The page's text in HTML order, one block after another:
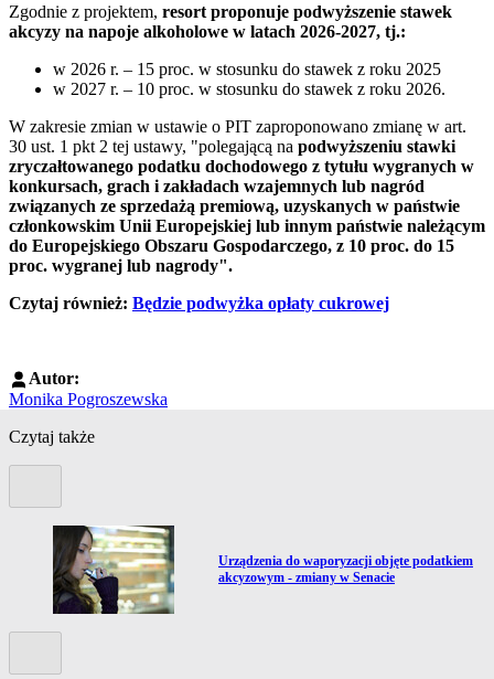
Zgodnie z projektem, resort proponuje podwyższenie stawek
akcyzy na napoje alkoholowe w latach 2026-2027, tj.:
w 2026 r. – 15 proc. w stosunku do stawek z roku 2025
w 2027 r. – 10 proc. w stosunku do stawek z roku 2026.
W zakresie zmian w ustawie o PIT zaproponowano zmianę w art.
30 ust. 1 pkt 2 tej ustawy, "polegającą na podwyższeniu stawki
zryczałtowanego podatku dochodowego z tytułu wygranych w
konkursach, grach i zakładach wzajemnych lub nagród
związanych ze sprzedażą premiową, uzyskanych w państwie
członkowskim Unii Europejskiej lub innym państwie należącym
do Europejskiego Obszaru Gospodarczego, z 10 proc. do 15
proc. wygranej lub nagrody".
Czytaj również: Będzie podwyżka opłaty cukrowej
Autor:
Monika Pogroszewska
Czytaj także
Przejdź do artykułu:
Urządzenia do waporyzacji objęte podatkiem
akcyzowym - zmiany w Senacie